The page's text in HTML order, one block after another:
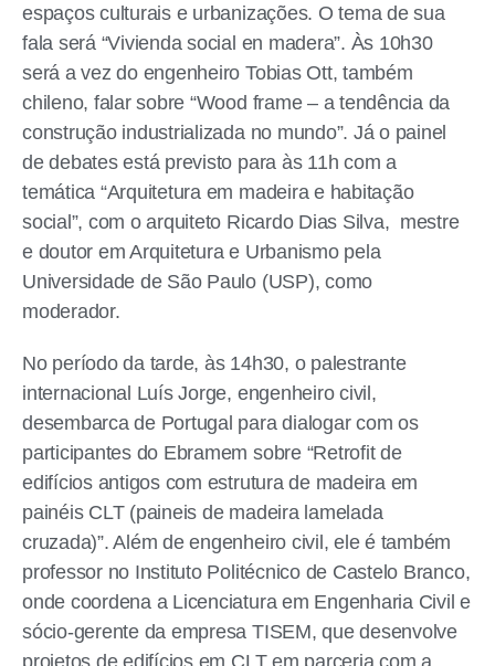
espaços culturais e urbanizações. O tema de sua
fala será “Vivienda social en madera”. Às 10h30
será a vez do engenheiro Tobias Ott, também
chileno, falar sobre “Wood frame – a tendência da
construção industrializada no mundo”. Já o painel
de debates está previsto para às 11h com a
temática “Arquitetura em madeira e habitação
social”, com o arquiteto Ricardo Dias Silva, mestre
e doutor em Arquitetura e Urbanismo pela
Universidade de São Paulo (USP), como
moderador.
No período da tarde, às 14h30, o palestrante
internacional Luís Jorge, engenheiro civil,
desembarca de Portugal para dialogar com os
participantes do Ebramem sobre “Retrofit de
edifícios antigos com estrutura de madeira em
painéis CLT (paineis de madeira lamelada
cruzada)”. Além de engenheiro civil, ele é também
professor no Instituto Politécnico de Castelo Branco,
onde coordena a Licenciatura em Engenharia Civil e
sócio-gerente da empresa TISEM, que desenvolve